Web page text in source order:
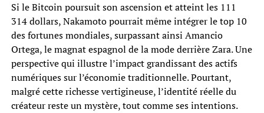
Si le Bitcoin poursuit son ascension et atteint les 111
314 dollars, Nakamoto pourrait même intégrer le top 10
des fortunes mondiales, surpassant ainsi Amancio
Ortega, le magnat espagnol de la mode derrière Zara. Une
perspective qui illustre l’impact grandissant des actifs
numériques sur l’économie traditionnelle. Pourtant,
malgré cette richesse vertigineuse, l’identité réelle du
créateur reste un mystère, tout comme ses intentions.